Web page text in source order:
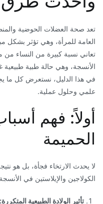
الطبيعية
​تعد صحة العضلات الحوضية
العامة للمرأة، وهي تؤثر بشكل
تعاني نسبة كبيرة من النساء من
الأنسجة، وهي حالة طبية طبيعية
في هذا الدليل، نستعرض كل ما
علمي وحلول عملية.
​أولاً: فهم
الحميمة
​لا يحدث الارتخاء فجأة، بل هو
الكولاجين والإيلاستين في
تأثير الولادة الطبيعية المتكررة: